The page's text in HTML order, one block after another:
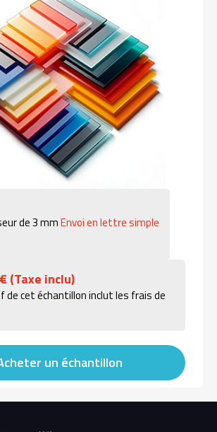
de 3 mmEnvoi en lettre simple
(Taxe inclu)
de cet échantillon inclut les frais de
un échantillon